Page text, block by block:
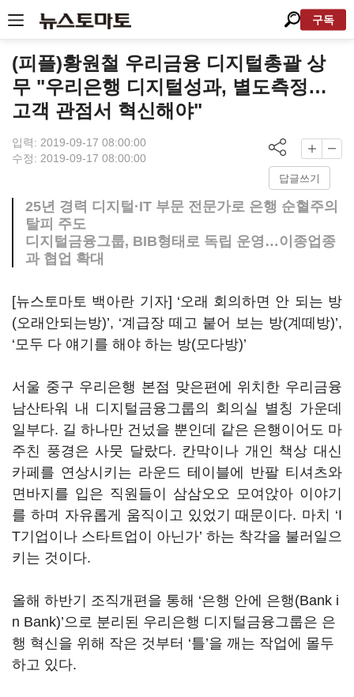
구독
(피플)황원철 우리금융 디지털총괄 상
무 "우리은행 디지털성과, 별도측정…
고객 관점서 혁신해야"
입력: 2019-09-17 08:00:00
수정: 2019-09-17 08:00:00
답글쓰기
25년 경력 디지털·IT 부문 전문가로 은행 순혈주의
탈피 주도
디지털금융그룹, BIB형태로 독립 운영…이종업종
과 협업 확대
[뉴스토마토 백아란 기자] ‘오래 회의하면 안 되는 방
(오래안되는방)’, ‘계급장 떼고 붙어 보는 방(계떼방)’,
‘모두 다 얘기를 해야 하는 방(모다방)’
서울 중구 우리은행 본점 맞은편에 위치한 우리금융
남산타워 내 디지털금융그룹의 회의실 별칭 가운데
일부다. 길 하나만 건넜을 뿐인데 같은 은행이어도 마
주친 풍경은 사뭇 달랐다. 칸막이나 개인 책상 대신
카페를 연상시키는 라운드 테이블에 반팔 티셔츠와
면바지를 입은 직원들이 삼삼오오 모여앉아 이야기
를 하며 자유롭게 움직이고 있었기 때문이다. 마치 ‘I
T기업이나 스타트업이 아닌가’ 하는 착각을 불러일으
키는 것이다.
올해 하반기 조직개편을 통해 ‘은행 안에 은행(Bank i
n Bank)’으로 분리된 우리은행 디지털금융그룹은 은
행 혁신을 위해 작은 것부터 ‘틀’을 깨는 작업에 몰두
하고 있다.